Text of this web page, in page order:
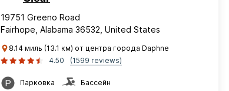
19751 Greeno Road
Fairhope, Alabama 36532, United States
8.14 миль (13.1 км) от центра города Daphne
4.50
(1599 reviews)
Парковка Бассейн